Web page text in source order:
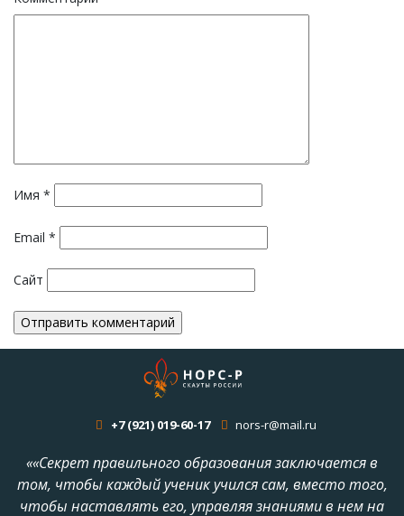
Имя *
Email *
Сайт
+7 (921) 019-60-17 nors-r@mail.ru
««Секрет правильного образования заключается в
том, чтобы каждый ученик учился сам, вместо того,
чтобы наставлять его, управляя знаниями в нем на